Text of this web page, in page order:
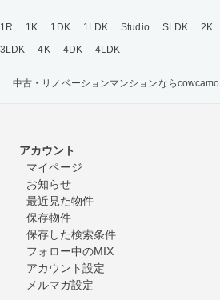
1R 1K 1DK 1LDK Studio SLDK 2K
3LDK
4K 4DK 4LDK
中古・リノベーションマンションならcowcamo
アカウント
マイページ
お知らせ
最近見た物件
保存物件
保存した検索条件
フォロー中のMIX
アカウント設定
メルマガ設定